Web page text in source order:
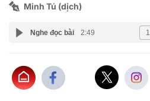
Minh Tú (dịch)
Nghe đọc bài 2:49